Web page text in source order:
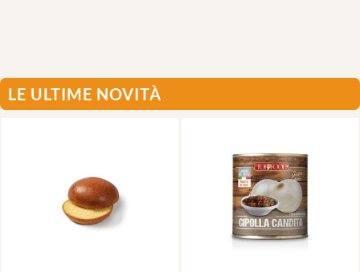
LE ULTIME NOVITÀ